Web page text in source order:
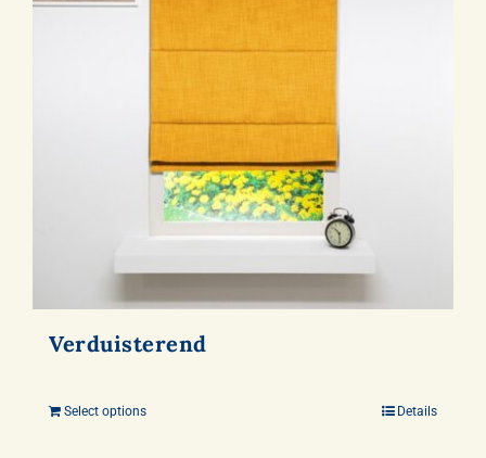
Verduisterend
Select options Details